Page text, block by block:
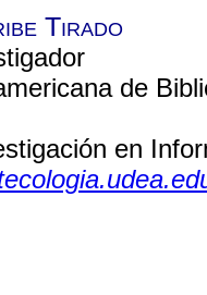
Tirado
de
en